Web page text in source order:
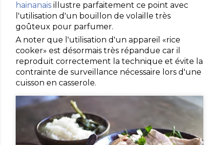
hainanais illustre parfaitement ce point avec
l'utilisation d'un bouillon de volaille très
goûteux pour parfumer.
A noter que l'utilisation d'un appareil «rice
cooker» est désormais très répandue car il
reproduit correctement la technique et évite la
contrainte de surveillance nécessaire lors d'une
cuisson en casserole.